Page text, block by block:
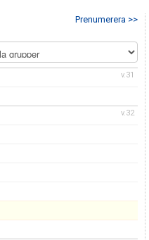
Prenumerera >>
v.31
v.32